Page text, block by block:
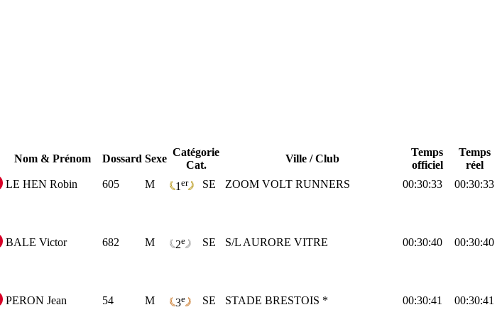
Nom & Prénom Dossard Sexe
Catégorie
Cat.
Ville / Club
Temps
officiel
Temps
réel
LE HEN Robin 605 M 1 er SE ZOOM VOLT RUNNERS 00:30:33 00:30:33
BALE Victor 682 M 2e SE S/L AURORE VITRE 00:30:40 00:30:40
PERON Jean 54 M 3e SE STADE BRESTOIS * 00:30:41 00:30:41